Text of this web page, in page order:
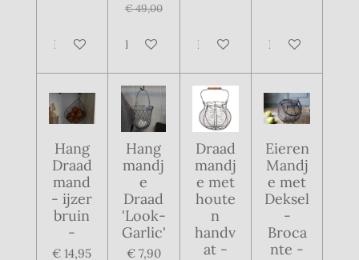
In winkelwagen
€ 49,00
In winkelwagenIn winkelwagenIn winkelwagen
Hang
Draad
mand
- ijzer
bruin
-
€ 14,95
Hang
mandj
e
Draad
'Look-
Garlic'
€ 7,90
Draad
mandj
e met
houte
n
handv
at -
Eieren
Mandj
e met
Deksel
-
Broca
nte -